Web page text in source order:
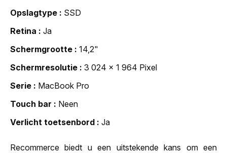
Opslagtype
SSD
Retina
Ja
Schermgrootte
14,2"
Schermresolutie
3 024 x 1 964 Pixel
Serie
MacBook Pro
Touch bar
Neen
Verlicht toetsenbord
Ja
Recommerce biedt u een uitstekende kans om een